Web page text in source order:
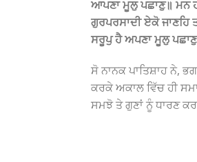
ਆਪਣਾ ਮੂਲੁ ਪਛਾਣੁ॥ ਮਨ
ਗੁਰਪਰਸਾਦੀ ਏਕੋ
ਸਰੂਪੁ ਹੈ ਅਪਣਾ ਮੂਲੁ
ਸੋ ਨਾਨਕ ਪਾਤਿਸ਼ਾਹ ਨੇ,
ਕਰਕੇ ਅਕਾਲ ਵਿੱਚ ਹੀ
ਸਮਝੋ ਤੇ ਗੁਣਾਂ ਨੂੰ ਧਾਰਣ